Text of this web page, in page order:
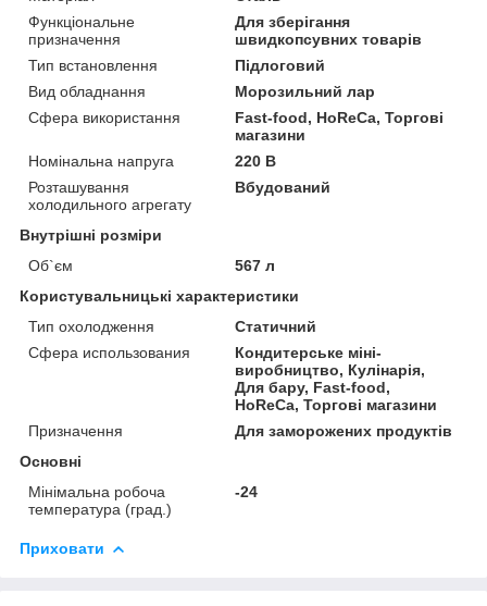
Функціональне
призначення
Для зберігання
швидкопсувних товарів
Тип встановлення
Підлоговий
Вид обладнання
Морозильний лар
Сфера використання
Fast-food, HoReCa, Торгові
магазини
Номінальна напруга
220 В
Розташування
холодильного агрегату
Вбудований
Внутрішні розміри
Об`єм
567 л
Користувальницькі характеристики
Тип охолодження
Статичний
Сфера использования
Кондитерське міні-
виробництво, Кулінарія,
Для бару, Fast-food,
HoReCa, Торгові магазини
Призначення
Для заморожених продуктів
Основні
Мінімальна робоча
температура (град.)
-24
Приховати